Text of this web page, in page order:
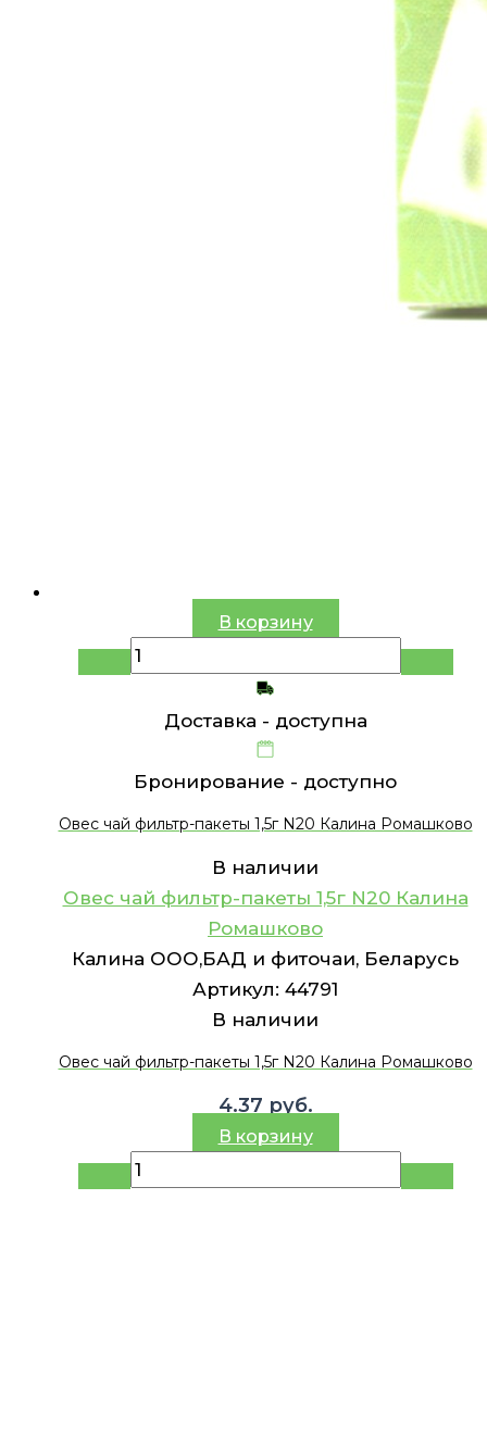
В корзину
Доставка - доступна
Бронирование - доступно
Овес чай фильтр-пакеты 1,5г N20 Калина Ромашково
В наличии
Овес чай фильтр-пакеты 1,5г N20 Калина
Ромашково
Калина ООО,БАД и фиточаи, Беларусь
Артикул: 44791
В наличии
Овес чай фильтр-пакеты 1,5г N20 Калина Ромашково
4.37 руб.
В корзину